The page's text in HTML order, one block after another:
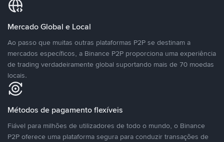
Mercado Global e Local
Ao passo que muitas outras plataformas P2P se destinam a
mercados específicos, a Binance P2P proporciona uma experiência
de trading verdadeiramente global suportando mais de 70 moedas
locais.
Métodos de pagamento flexíveis
Fiável para milhões de utilizadores de todo o mundo, o Binance
P2P oferece uma plataforma segura para conduzir transações de